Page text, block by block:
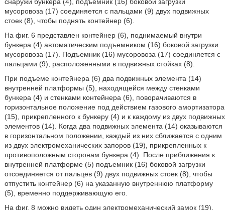
мусоровоза (17) соединяется с пальцами (9) двух подвижных
стоек (8), чтобы поднять контейнер (6).
На фиг. 6 представлен контейнер (6), поднимаемый внутри
бункера (4) автоматическим подъемником (16) боковой загрузки
мусоровоза (17). Подъемник (16) мусоровоза (17) соединяется с
пальцами (9), расположенными в подвижных стойках (8).
При подъеме контейнера (6) два подвижных элемента (14)
внутренней платформы (5), находящейся между стенками
бункера (4) и стенками контейнера (6), поворачиваются в
горизонтальное положение под действием газового амортизатора
(15), прикрепленного к бункеру (4) и к каждому из двух подвижных
элементов (14). Когда два подвижных элемента (14) оказываются
в горизонтальном положении, каждый из них сближается с одним
из двух электромеханических запоров (19), прикрепленных к
противоположным сторонам бункера (4). После приближения к
внутренней платформе (5) подъемник (16) боковой загрузки
отсоединяется от пальцев (9) двух подвижных стоек (8), чтобы
отпустить контейнер (6) на указанную внутреннюю платформу
(5), временно поддерживающую его.
На фиг. 8 можно видеть один электромеханический замок (19),